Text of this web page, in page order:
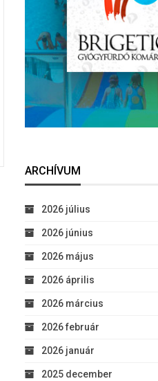
ARCHÍVUM
2026 július
2026 június
2026 május
2026 április
2026 március
2026 február
2026 január
2025 december